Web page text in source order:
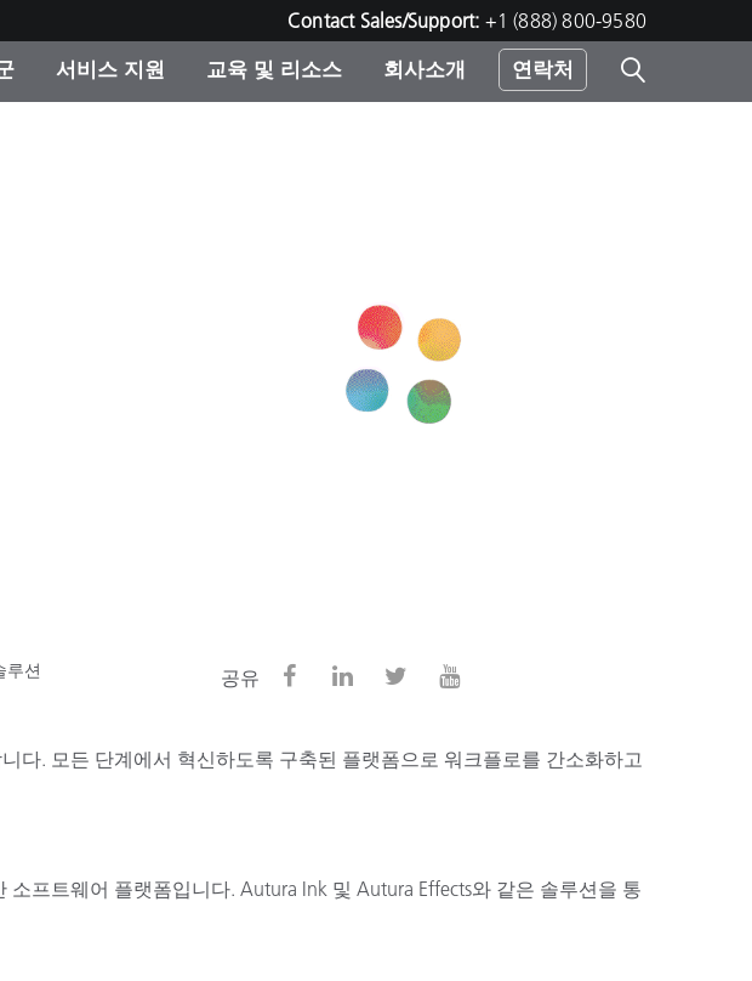
Contact Sales/Support: +1 (888) 800-9580
재
서비스 지원 교육 및 리소스 회사소개 연락처
루션 공유
다. 모든 단계에서 혁신하도록 구축된 플랫폼으로 워크플로를 간소화하고
프트웨어 플랫폼입니다. Autura Ink 및 Autura Effects와 같은 솔루션을 통